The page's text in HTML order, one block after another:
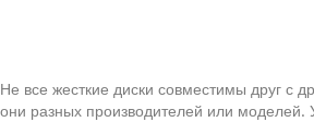
Не все жесткие диски совместимы друг с
они разных производителей или моделей.